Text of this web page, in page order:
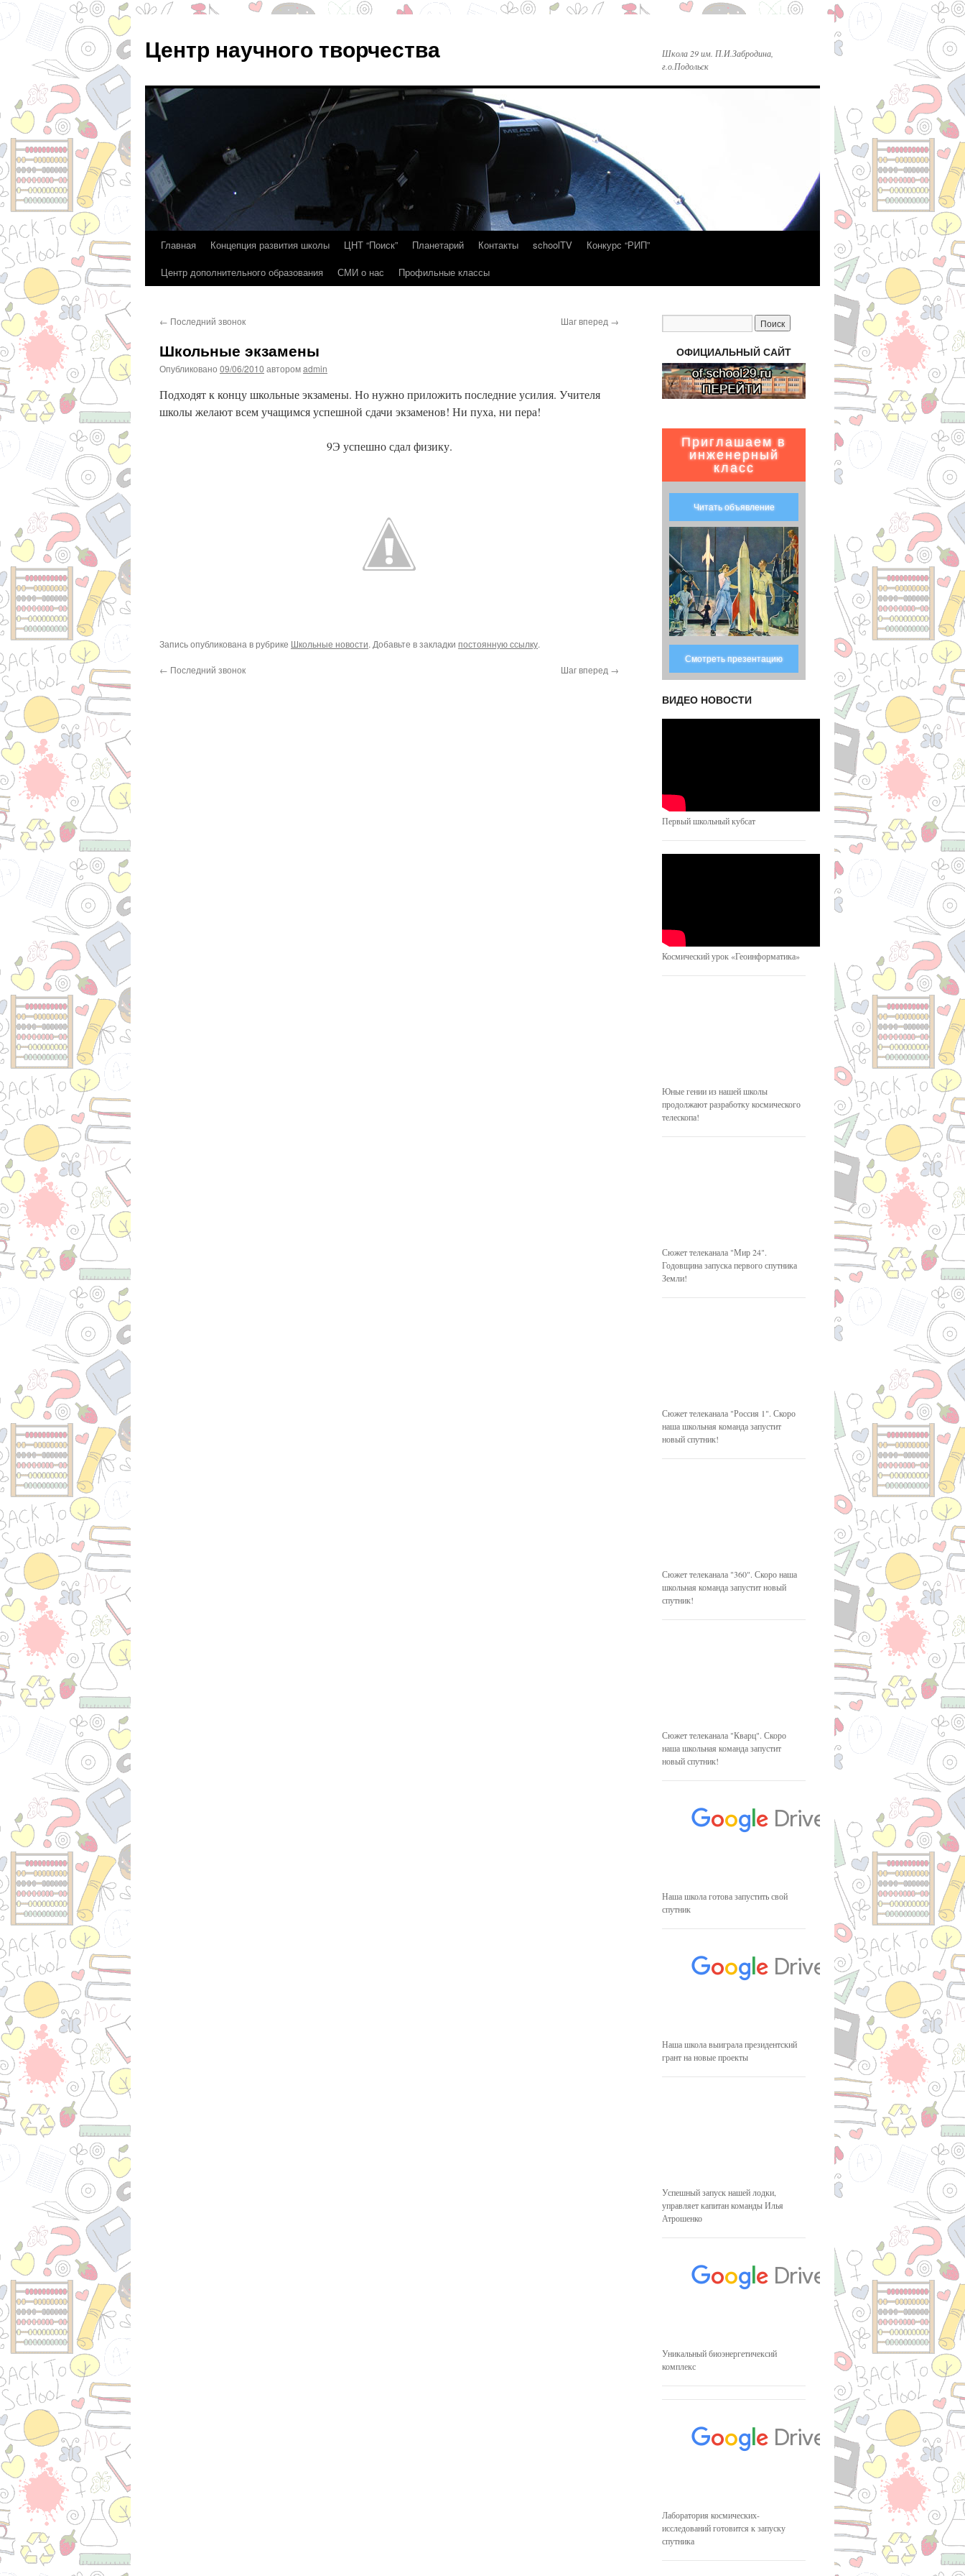
Центр научного творчества
Школа 29 им. П.И.Забродина,
г.о.Подольск
Перейти
Главная Концепция развития школы ЦНТ “Поиск” Планетарий Контакты schoolTV
Конкурс “РИП”
Центр дополнительного образования
СМИ о нас Профильные классы
← Последний звонок Шаг вперед →
Школьные экзамены
Опубликовано 09/06/2010 авторомadmin
Подходят к концу школьные экзамены. Но нужно приложить последние усилия. Учителя
школы желают всем учащимся успешной сдачи экзаменов! Ни пуха, ни пера!
9Э успешно сдал физику.
Запись опубликована в рубрике Школьные новости. Добавьте в закладки постоянную ссылку.
← Последний звонок Шаг вперед →
ОФИЦИАЛЬНЫЙ САЙТ
Приглашаем в
инженерный
класс
Читать объявление
Смотреть презентацию
ВИДЕО НОВОСТИ
Первый школьный кубсат
Космический урок «Геоинформатика»
Юные гении из нашей школы
продолжают разработку космического
телескопа!
Сюжет телеканала "Мир 24".
Годовщина запуска первого спутника
Земли!
Сюжет телеканала "Россия 1". Скоро
наша школьная команда запустит
новый спутник!
Сюжет телеканала "360". Скоро наша
школьная команда запустит новый
спутник!
Сюжет телеканала "Кварц". Скоро
наша школьная команда запустит
новый спутник!
Наша школа готова запустить свой
спутник
Наша школа выиграла президентский
грант на новые проекты
Успешный запуск нашей лодки,
управляет капитан команды Илья
Атрошенко
Уникальный биоэнергетичексий
комплекс
Лаборатория космических-
исследований готовится к запуску
спутника